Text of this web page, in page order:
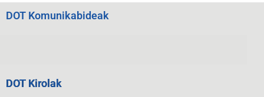
DOT Komunikabideak
DOT Kirolak